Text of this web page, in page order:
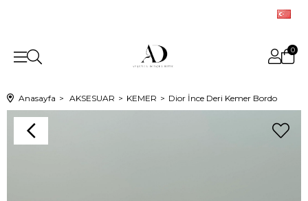
0
Anasayfa AKSESUAR KEMER Dior İnce Deri Kemer Bordo